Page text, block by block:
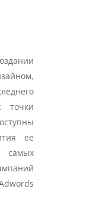
точки
ее